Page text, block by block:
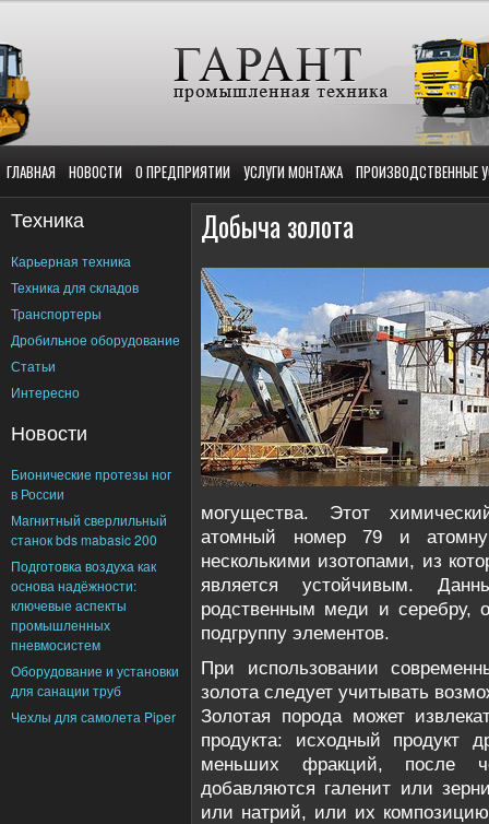
ГЛАВНАЯ НОВОСТИ О ПРЕДПРИЯТИИ УСЛУГИ МОНТАЖА ПРОИЗВОДСТВЕННЫЕ
Техника
Карьерная техника
Техника для складов
Транспортеры
Дробильное оборудование
Статьи
Интересно
Новости
Бионические протезы ног
в России
Магнитный сверлильный
станок bds mabasic 200
Подготовка воздуха как
основа надёжности:
ключевые аспекты
промышленных
пневмосистем
Оборудование и установки
для санации труб
Чехлы для самолета Piper
Добыча золота
могущества. Этот
атомный номер 79 и
несколькими изотопами, из
является устойчивым.
родственным меди и серебру,
подгруппу элементов.
При использовании
золота следует учитывать
Золотая порода может
продукта: исходный продукт
меньших фракций, после
добавляются галенит или
или натрий, или их